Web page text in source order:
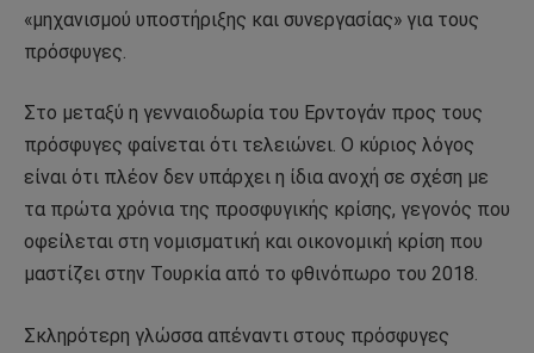
«μηχανισμού υποστήριξης και συνεργασίας» για τους
πρόσφυγες.
Στο μεταξύ η γενναιοδωρία του Ερντογάν προς τους
πρόσφυγες φαίνεται ότι τελειώνει. Ο κύριος λόγος
είναι ότι πλέον δεν υπάρχει η ίδια ανοχή σε σχέση με
τα πρώτα χρόνια της προσφυγικής κρίσης, γεγονός που
οφείλεται στη νομισματική και οικονομική κρίση που
μαστίζει στην Τουρκία από το φθινόπωρο του 2018.
Σκληρότερη γλώσσα απέναντι στους πρόσφυγες